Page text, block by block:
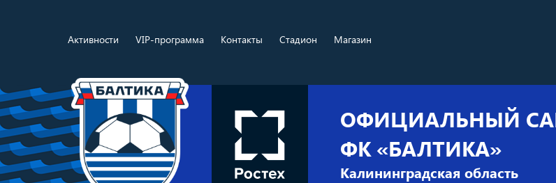
Активности VIP-программа Контакты Стадион Магазин
ОФИЦИАЛЬНЫЙ
ФК «БАЛТИКА»
Калининградская область